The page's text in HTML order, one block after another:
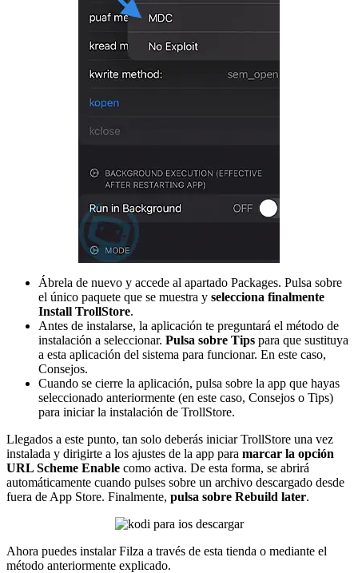
Ábrela de nuevo y accede al apartado Packages. Pulsa sobre
el único paquete que se muestra y selecciona finalmente
Install TrollStore.
Antes de instalarse, la aplicación te preguntará el método de
instalación a seleccionar. Pulsa sobre Tips para que sustituya
a esta aplicación del sistema para funcionar. En este caso,
Consejos.
Cuando se cierre la aplicación, pulsa sobre la app que hayas
seleccionado anteriormente (en este caso, Consejos o Tips)
para iniciar la instalación de TrollStore.
Llegados a este punto, tan solo deberás iniciar TrollStore una vez
instalada y dirigirte a los ajustes de la app para marcar la opción
URL Scheme Enable como activa. De esta forma, se abrirá
automáticamente cuando pulses sobre un archivo descargado desde
fuera de App Store. Finalmente, pulsa sobre Rebuild later.
Ahora puedes instalar Filza a través de esta tienda o mediante el
método anteriormente explicado.